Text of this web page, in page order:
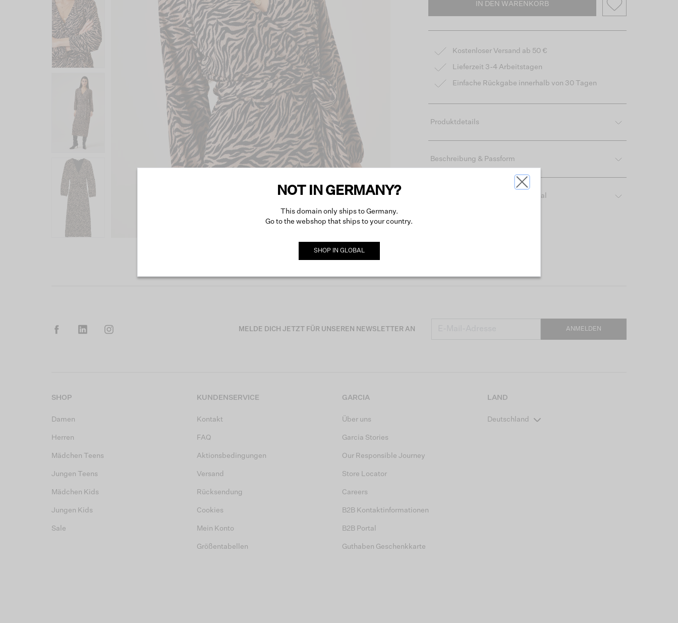
IN DEN WARENKORB
Kostenloser Versand ab 50 €
Lieferzeit 3-4 Arbeitstagen
Einfache Rückgabe innerhalb von 30 Tagen
Produktdetails
Beschreibung & Passform
Mehr über das verwendete Material
MELDE DICH JETZT FÜR UNSEREN NEWSLETTER AN ANMELDEN
SHOP
Damen
Herren
Mädchen Teens
Jungen Teens
Mädchen Kids
Jungen Kids
Sale
KUNDENSERVICE
Kontakt
FAQ
Aktionsbedingungen
Versand
Rücksendung
Cookies
Mein Konto
Größentabellen
GARCIA
Über uns
Garcia Stories
Our Responsible Journey
Store Locator
Careers
B2B Kontaktinformationen
B2B Portal
Guthaben Geschenkkarte
LAND
Deutschland
NOT IN GERMANY?
This domain only ships to Germany.
Go to the webshop that ships to your country.
SHOP IN GLOBAL